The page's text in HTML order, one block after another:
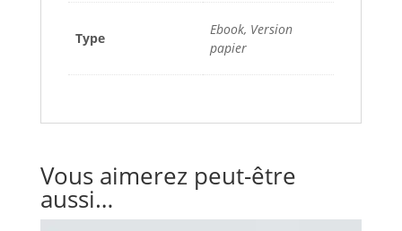
Type
Ebook, Version
papier
Vous aimerez peut-être
aussi…